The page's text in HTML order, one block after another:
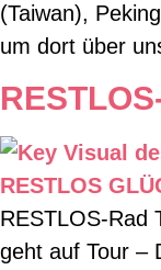
(Taiwan),
um dort über
RESTLOS-Rad
geht auf Tour –